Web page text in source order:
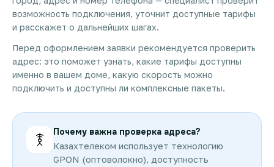
возможность подключения, уточнит доступные тарифы
и расскажет о дальнейших шагах.
Перед оформлением заявки рекомендуется проверить
адрес: это поможет узнать, какие тарифы доступны
именно в вашем доме, какую скорость можно
подключить и доступны ли комплексные пакеты.
Почему важна проверка адреса?
Казахтелеком использует технологию
GPON (оптоволокно), доступность